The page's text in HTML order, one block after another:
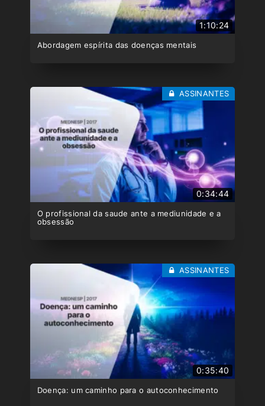
1:10:24
Abordagem espírita das doenças mentais
0:34:44
O profissional da saude ante a mediunidade e a
obsessão
ASSINANTES
0:35:40
Doença: um caminho para o autoconhecimento
ASSINANTES